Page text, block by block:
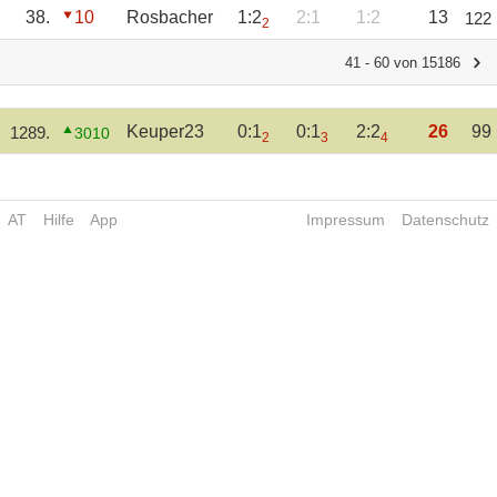
38. 10 Rosbacher 1:22 2:1 1:2 13 122
41 - 60 von 15186
1289. 3010 Keuper23 0:12 0:13 2:24 26 99
AT Hilfe App Impressum Datenschutz